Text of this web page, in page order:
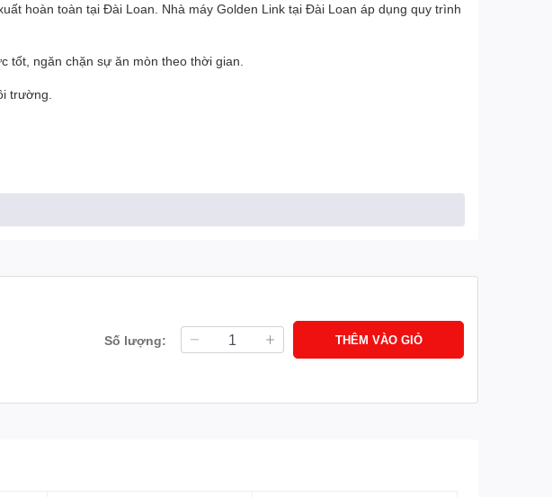
hoàn toàn tại Đài Loan. Nhà máy Golden Link tại Đài Loan áp dụng quy trình
tốt, ngăn chặn sự ăn mòn theo thời gian.
trường.
Số lượng: THÊM VÀO GIỎ